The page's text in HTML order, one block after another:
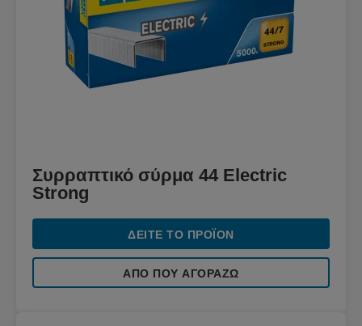
Συρραπτικό σύρμα 44 Electric
Strong
ΔΕΊΤΕ ΤΟ ΠΡΟΪΌΝ
ΑΠΌ ΠΟΥ ΑΓΟΡΆΖΩ